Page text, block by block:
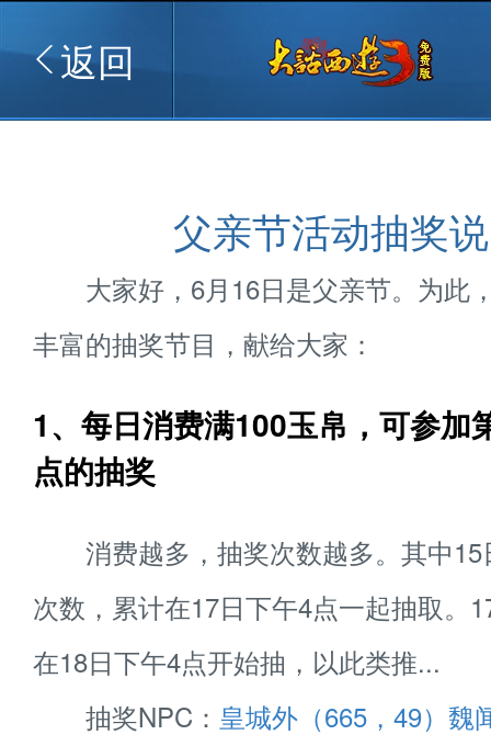
返回
父亲节活动抽奖
大家好，6月16日是父亲节。为此
丰富的抽奖节目，献给大家：
1、每日消费满100玉帛，可参加
点的抽奖
消费越多，抽奖次数越多。其中15
次数，累计在17日下午4点一起抽取。
在18日下午4点开始抽，以此类推...
抽奖NPC： 皇城外（665，49）魏